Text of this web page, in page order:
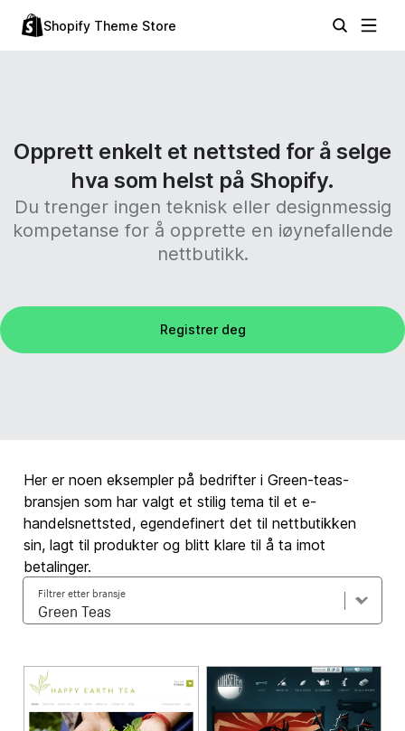
Shopify Theme Store
Opprett enkelt et nettsted for å selge
hva som helst på Shopify.
Du trenger ingen teknisk eller designmessig
kompetanse for å opprette en iøynefallende
nettbutikk.
Registrer deg
Her er noen eksempler på bedrifter i Green-teas-
bransjen som har valgt et stilig tema til et e-
handelsnettsted, egendefinert det til nettbutikken
sin, lagt til produkter og blitt klare til å ta imot
betalinger.
Filtrer etter bransje